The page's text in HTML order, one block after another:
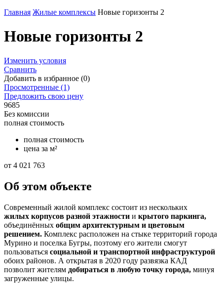
Главная Жилые комплексы Новые горизонты 2
Новые горизонты 2
Изменить условия
Сравнить
Добавить в избранное (0)
Просмотренные (1)
Предложить свою цену
9685
Без комиссии
полная стоимость
полная стоимость
цена за м²
от 4 021 763
Об этом объекте
Современный жилой комплекс состоит из нескольких
жилых корпусов разной этажности и крытого паркинга,
объединённых общим архитектурным и цветовым
решением. Комплекс расположен на стыке территорий города
Мурино и поселка Бугры, поэтому его жители смогут
пользоваться социальной и транспортной инфраструктурой
обоих районов. А открытая в 2020 году развязка КАД
позволит жителям добираться в любую точку города, минуя
загруженные улицы.